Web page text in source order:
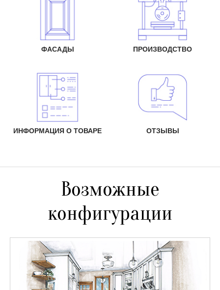
ФАСАДЫ ПРОИЗВОДСТВО
ИНФОРМАЦИЯ О ТОВАРЕ ОТЗЫВЫ
Возможные
конфигурации